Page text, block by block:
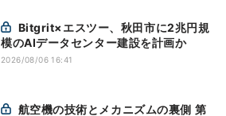
模のAIデータセンター建設を計画か
2026/08/06 16:41